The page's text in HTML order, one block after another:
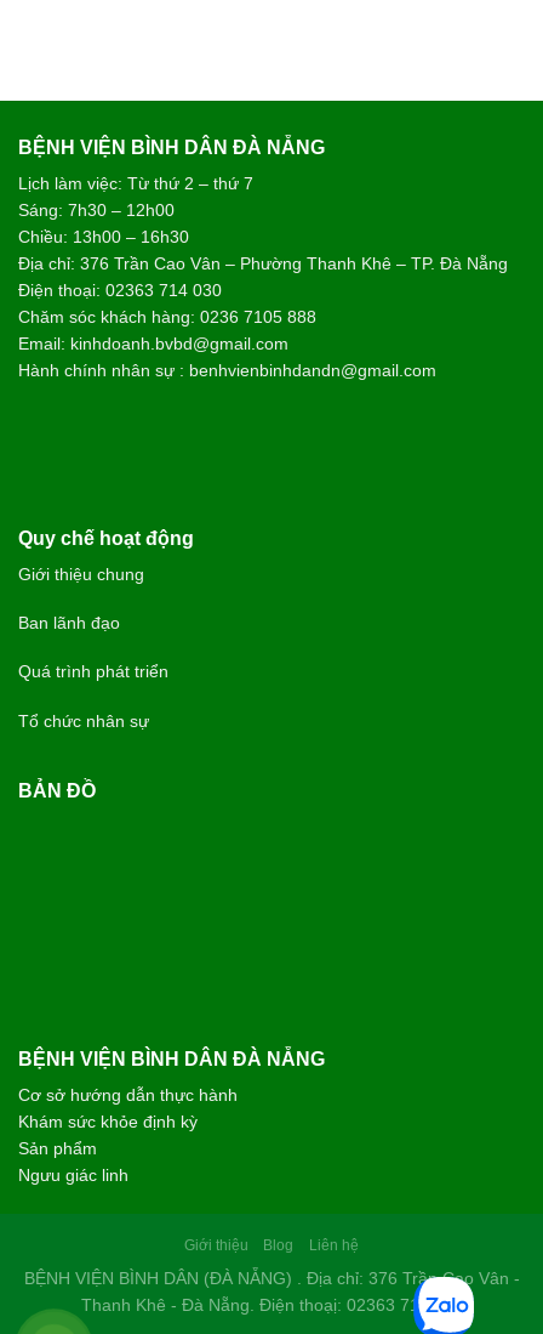
BỆNH VIỆN BÌNH DÂN ĐÀ NẴNG
Lịch làm việc: Từ thứ 2 – thứ 7
Sáng: 7h30 – 12h00
Chiều: 13h00 – 16h30
Địa chỉ: 376 Trần Cao Vân – Phường Thanh Khê – TP. Đà Nẵng
Điện thoại: 02363 714 030
Chăm sóc khách hàng: 0236 7105 888
Email: kinhdoanh.bvbd@gmail.com
Hành chính nhân sự : benhvienbinhdandn@gmail.com
Quy chế hoạt động
Giới thiệu chung
Ban lãnh đạo
Quá trình phát triển
Tổ chức nhân sự
BẢN ĐỒ
BỆNH VIỆN BÌNH DÂN ĐÀ NẴNG
Cơ sở hướng dẫn thực hành
Khám sức khỏe định kỳ
Sản phẩm
Ngưu giác linh
Giới thiệu Blog Liên hệ
BỆNH VIỆN BÌNH DÂN (ĐÀ NẴNG) . Địa chỉ: 376 Trần Cao Vân -
Thanh Khê - Đà Nẵng. Điện thoạị: 02363 714 030